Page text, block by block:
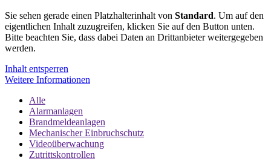
Sie sehen gerade einen Platzhalterinhalt von Standard. Um auf den
eigentlichen Inhalt zuzugreifen, klicken Sie auf den Button unten.
Bitte beachten Sie, dass dabei Daten an Drittanbieter weitergegeben
werden.
Inhalt entsperren
Weitere Informationen
Alle
Alarmanlagen
Brandmeldeanlagen
Mechanischer Einbruchschutz
Videoüberwachung
Zutrittskontrollen